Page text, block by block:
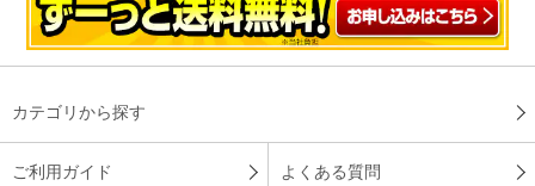
カテゴリから探す
ご利用ガイド よくある質問